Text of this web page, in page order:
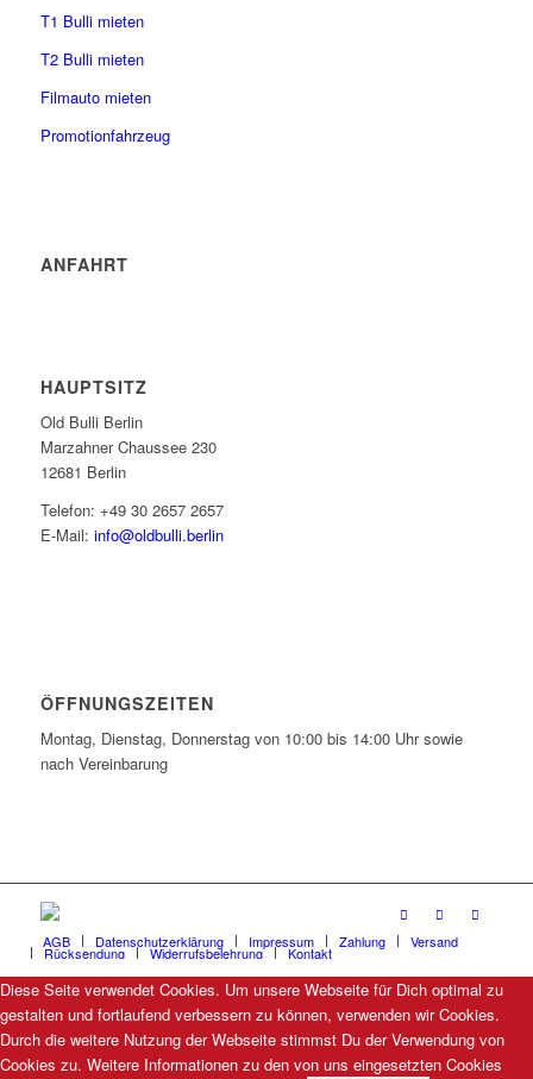
T1 Bulli mieten
T2 Bulli mieten
Filmauto mieten
Promotionfahrzeug
ANFAHRT
HAUPTSITZ
Old Bulli Berlin
Marzahner Chaussee 230
12681 Berlin
Telefon: +49 30 2657 2657
E-Mail: info@oldbulli.berlin
ÖFFNUNGSZEITEN
Montag, Dienstag, Donnerstag von 10:00 bis 14:00 Uhr sowie
nach Vereinbarung
AGB Datenschutzerklärung Impressum Zahlung Versand
Rücksendung Widerrufsbelehrung Kontakt
Diese Seite verwendet Cookies. Um unsere Webseite für Dich optimal zu
gestalten und fortlaufend verbessern zu können, verwenden wir Cookies.
Durch die weitere Nutzung der Webseite stimmst Du der Verwendung von
Cookies zu. Weitere Informationen zu den von uns eingesetzten Cookies